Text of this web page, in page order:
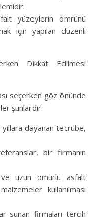
yüzeylerin ömrünü
için yapılan düzenli
Dikkat Edilmesi
seçerken göz önünde
şunlardır:
dayanan tecrübe,
bir firmanın
ve uzun ömürlü asfalt
kullanılması
sunan firmaları tercih